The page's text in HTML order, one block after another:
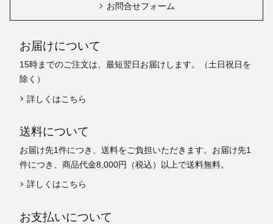
お問合せフォーム
お届けについて
15時までのご注文は、最短翌日お届けします。（土日祝日を
除く）
詳しくはこちら
送料について
お届け先1件につき、送料をご負担いただきます。お届け先1
件につき、商品代金8,000円（税込）以上で送料無料。
詳しくはこちら
お支払いについて